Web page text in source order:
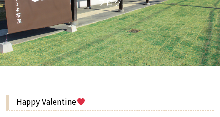
Happy Valentine